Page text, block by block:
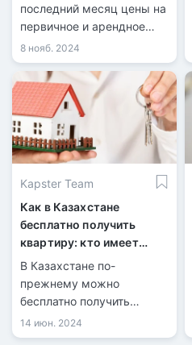
последний месяц цены на
первичное и арендное
жилье выросли на 0,6%,
тогда как стоимость
«вторички» снизилась на
0,4%.
8 нояб. 2024
Kapster Team
Как в Казахстане
бесплатно получить
квартиру: кто имеет
право и на каких
условиях
В Казахстане по-
прежнему можно
бесплатно получить
квартиру от государства,
а реформы жилищной
14 июн. 2024